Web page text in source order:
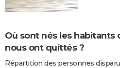
Où sont nés les habitants
nous ont quittés ?
Répartition des personnes